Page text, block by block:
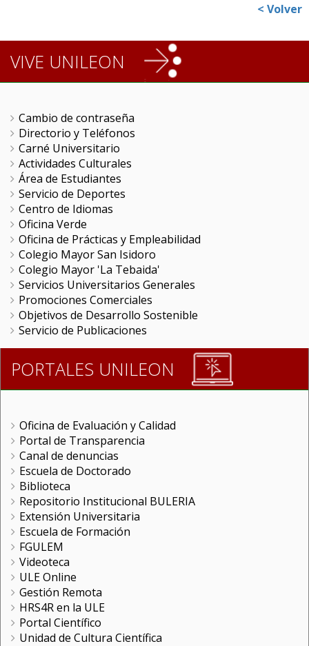
< Volver
VIVE UNILEON
Cambio de contraseña
Directorio y Teléfonos
Carné Universitario
Actividades Culturales
Área de Estudiantes
Servicio de Deportes
Centro de Idiomas
Oficina Verde
Oficina de Prácticas y Empleabilidad
Colegio Mayor San Isidoro
Colegio Mayor 'La Tebaida'
Servicios Universitarios Generales
Promociones Comerciales
Objetivos de Desarrollo Sostenible
Servicio de Publicaciones
PORTALES UNILEON
Oficina de Evaluación y Calidad
Portal de Transparencia
Canal de denuncias
Escuela de Doctorado
Biblioteca
Repositorio Institucional BULERIA
Extensión Universitaria
Escuela de Formación
FGULEM
Videoteca
ULE Online
Gestión Remota
HRS4R en la ULE
Portal Científico
Unidad de Cultura Científica